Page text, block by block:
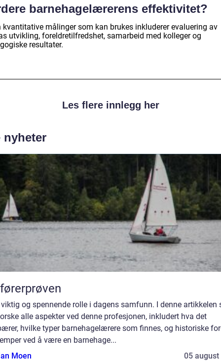
barnehagelærerens effektivitet?
kvantitative målinger som kan brukes inkluderer evaluering av
utvikling, foreldretilfredshet, samarbeid med kolleger og
resultater.
Les flere innlegg her
nyheter
viktig og spennende rolle i dagens samfunn. I denne artikkelen
alle aspekter ved denne profesjonen, inkludert hva det
hvilke typer barnehagelærere som finnes, og historiske
ved å være en barnehage...
Moen
05 august